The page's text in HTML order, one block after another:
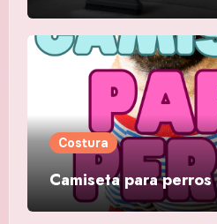
Costura
Camiseta para perros